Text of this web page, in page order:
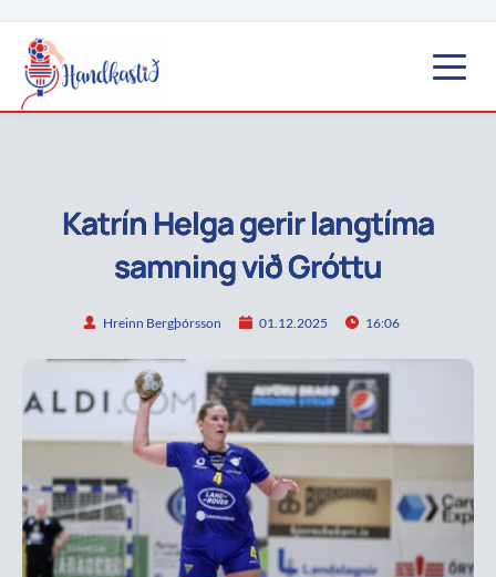
Katrín Helga gerir langtíma
samning við Gróttu
Hreinn Bergþórsson 01.12.2025 16:06